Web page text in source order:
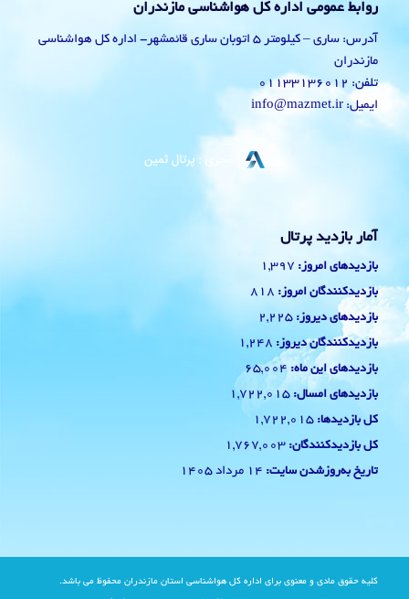
روابط عمومی اداره کل هواشناسی مازندران
آدرس: ساری – کیلومتر 5 اتوبان ساری قائمشهر- اداره کل هواشناسی
مازندران
تلفن: 01133136012
ایمیل: info@mazmet.ir
آمار بازدید پرتال
بازدیدهای امروز: 1,397
بازدیدکنندگان امروز: 818
بازدیدهای دیروز: 2,225
بازدیدکنندگان دیروز: 1,248
بازدیدهای این ماه: 65,004
بازدیدهای امسال: 1,722,015
کل بازدیدها: 1,722,015
کل بازدیدکنند‌گان: 1,767,003
تاریخ به‌روزشدن سایت: 14 مرداد 1405
کلیه حقوق مادی و معنوی برای اداره کل هواشناسی استان مازندران محفوظ می باشد.